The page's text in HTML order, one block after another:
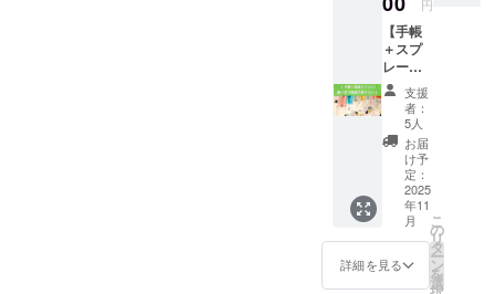
告】 こ
のリ
ターン
はただ
ただ応
援の他
の金額
リター
ン
（3,000
円、
5,000
円、
同じ内
容にな
【お礼
のメッ
セー
ジ】 ・
【制作
進捗の
ご報
告】
（希望
者には
不定期
で共
有） ・
ジェク
ト終了
す！ ※
通常価
格
（5,000
円・送
料込）
になる
前の、
期間限
定のお
得な価
格で
早割は
部数に
メッ
セージ
とは？
開けて
みての
お楽し
み♡
「星か
らの
メッ
セー
ジ」が
書かれ
たカー
ドで
れし
い！／
星と香
りの手
帳プロ
ジェク
トを
「ただ
ただ応
援する
よ！」
という
あたた
かな想
いに、
円
【手帳
＋スプ
レー】
選べる
12星座
の香り
セット
価格：
6,000円
（送料
込み）
星の香
りと、
過ごす
日々。
支援
者：
5人
お届
け予
定：
2025
年11
月
詳細を見る
こ
の
リ
タ
ー
ン
を
選